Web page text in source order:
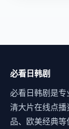
必看日韩剧
必看日韩剧是
清大片在线点
品、欧美经典等